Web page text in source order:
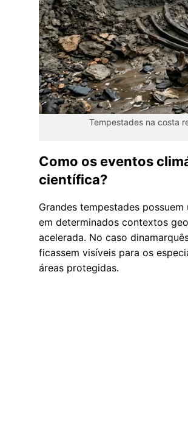
Tempestades na costa
Como os eventos
científica?
Grandes tempestades
em determinados contextos
acelerada. No caso
ficassem visíveis para os
áreas protegidas.